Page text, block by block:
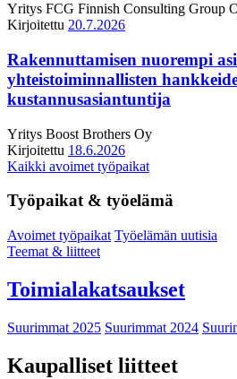
Yritys FCG Finnish Consulting Group
Kirjoitettu 20.7.2026
Rakennuttamisen nuorempi
yhteistoiminnallisten
kustannusasiantuntija
Yritys Boost Brothers Oy
Kirjoitettu 18.6.2026
Kaikki avoimet työpaikat
Työpaikat & työelämä
Avoimet työpaikat Työelämän uutisia
Teemat & liitteet
Toimialakatsaukset
Suurimmat 2025 Suurimmat 2024
Kaupalliset liitteet